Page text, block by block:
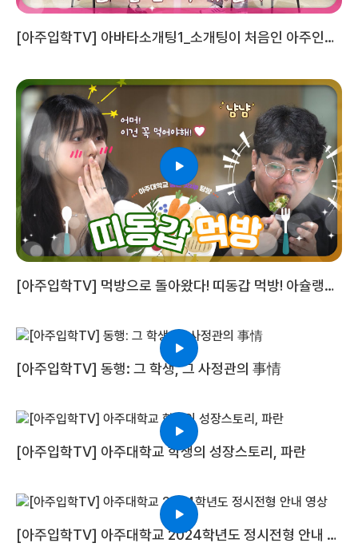
[아주입학TV] 아바타소개팅1_소개팅이 처음인 아주인
까요?
[아주입학TV] 먹방으로 돌아왔다! 띠동갑 먹방! 아슐랭에
[아주입학TV] 동행: 그 학생, 그 사정관의 事情
[아주입학TV] 아주대학교 학생의 성장스토리, 파란
[아주입학TV] 아주대학교 2024학년도 정시전형 안내 영